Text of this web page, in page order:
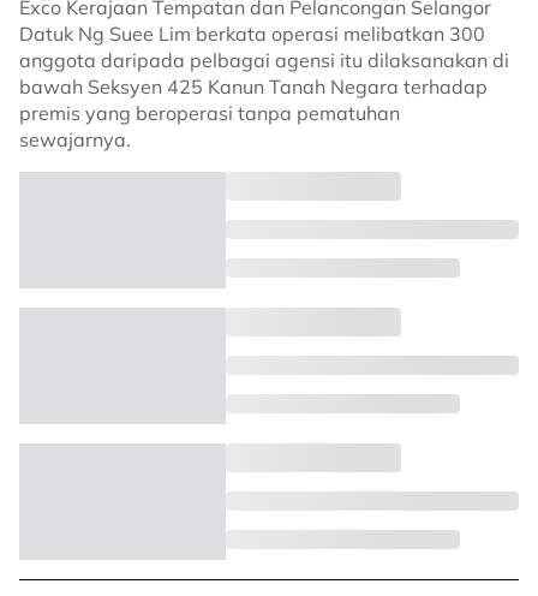
Exco Kerajaan Tempatan dan Pelancongan Selangor
Datuk Ng Suee Lim berkata operasi melibatkan 300
anggota daripada pelbagai agensi itu dilaksanakan di
bawah Seksyen 425 Kanun Tanah Negara terhadap
premis yang beroperasi tanpa pematuhan
sewajarnya.